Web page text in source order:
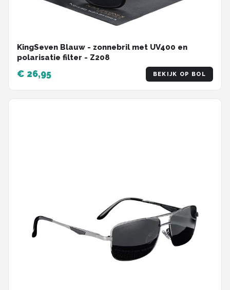
KingSeven Blauw - zonnebril met UV400 en
polarisatie filter - Z208
€ 26,95 BEKIJK OP BOL